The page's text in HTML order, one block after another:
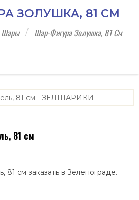
ЗОЛУШКА, 81 СМ
Шары Шар-Фигура Золушка, 81 См
81 см
см заказать в Зеленограде.